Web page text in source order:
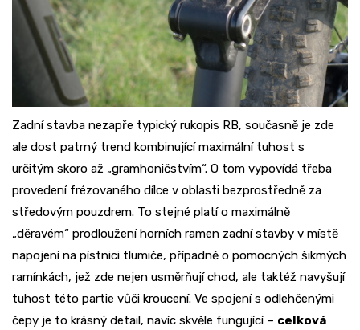
Zadní stavba nezapře typický rukopis RB, současně je zde
ale dost patrný trend kombinující maximální tuhost s
určitým skoro až „gramhoničstvím“. O tom vypovídá třeba
provedení frézovaného dílce v oblasti bezprostředně za
středovým pouzdrem. To stejné platí o maximálně
„děravém“ prodloužení horních ramen zadní stavby v místě
napojení na pístnici tlumiče, případně o pomocných šikmých
ramínkách, jež zde nejen usměrňují chod, ale taktéž navyšují
tuhost této partie vůči kroucení. Ve spojení s odlehčenými
čepy je to krásný detail, navíc skvěle fungující – celková